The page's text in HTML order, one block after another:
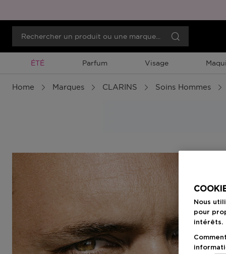
Promotion À Durée Limitée
ÉTÉ Parfum Visage
Home Marques CLARINS Soins Hommes
Nous
pour
intérêts.